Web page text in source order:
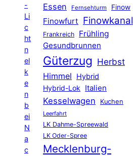
-
Li
c
ht
n
el
k
e
n
b
ei
N
a
c
Essen Fernsehturm Finow
Finowfurt Finowkanal
Frankreich Frühling
Gesundbrunnen
Güterzug Herbst
Himmel
Hybrid
Hybrid-Lok Italien
Kesselwagen Kuchen
Leerfahrt
LK Dahme-Spreewald
LK Oder-Spree
Mecklenburg-